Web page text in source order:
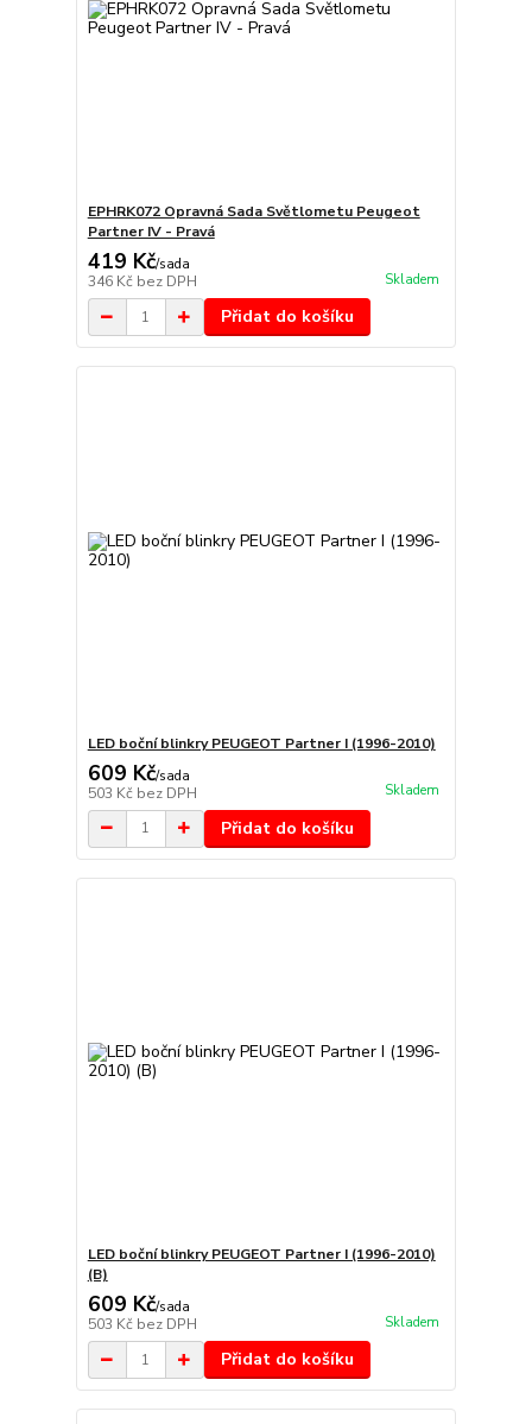
EPHRK072 Opravná Sada Světlometu Peugeot
Partner IV - Pravá
419 Kč/sada
346 Kč bez DPH Skladem
Přidat do košíku
LED boční blinkry PEUGEOT Partner I (1996-2010)
609 Kč/sada
503 Kč bez DPH Skladem
Přidat do košíku
LED boční blinkry PEUGEOT Partner I (1996-2010)
(B)
609 Kč/sada
503 Kč bez DPH Skladem
Přidat do košíku